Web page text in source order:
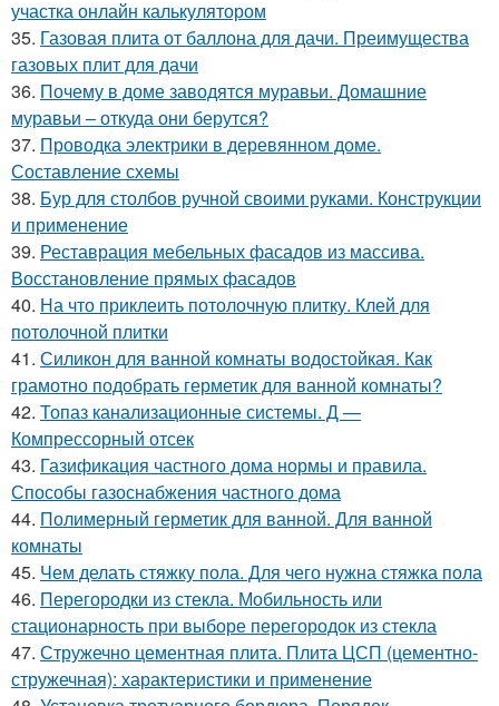
участка онлайн калькулятором
35. Газовая плита от баллона для дачи. Преимущества
газовых плит для дачи
36. Почему в доме заводятся муравьи. Домашние
муравьи – откуда они берутся?
37. Проводка электрики в деревянном доме.
Составление схемы
38. Бур для столбов ручной своими руками. Конструкции
и применение
39. Реставрация мебельных фасадов из массива.
Восстановление прямых фасадов
40. На что приклеить потолочную плитку. Клей для
потолочной плитки
41. Силикон для ванной комнаты водостойкая. Как
грамотно подобрать герметик для ванной комнаты?
42. Топаз канализационные системы. Д —
Компрессорный отсек
43. Газификация частного дома нормы и правила.
Способы газоснабжения частного дома
44. Полимерный герметик для ванной. Для ванной
комнаты
45. Чем делать стяжку пола. Для чего нужна стяжка пола
46. Перегородки из стекла. Мобильность или
стационарность при выборе перегородок из стекла
47. Стружечно цементная плита. Плита ЦСП (цементно-
стружечная): характеристики и применение